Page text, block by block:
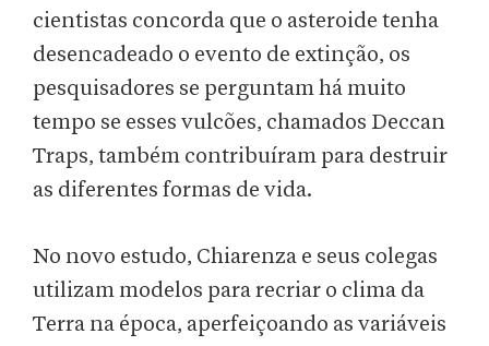
cientistas concorda que o asteroide tenha
desencadeado o evento de extinção, os
pesquisadores se perguntam há muito
tempo se esses vulcões, chamados Deccan
Traps, também contribuíram para destruir
as diferentes formas de vida.
No novo estudo, Chiarenza e seus colegas
utilizam modelos para recriar o clima da
Terra na época, aperfeiçoando as variáveis